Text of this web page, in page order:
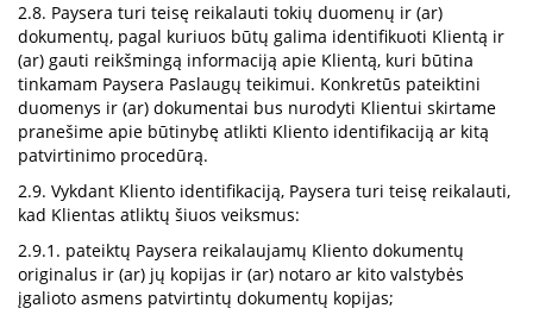
2.8. Paysera turi teisę reikalauti tokių duomenų ir (ar)
dokumentų, pagal kuriuos būtų galima identifikuoti Klientą ir
(ar) gauti reikšmingą informaciją apie Klientą, kuri būtina
tinkamam Paysera Paslaugų teikimui. Konkretūs pateiktini
duomenys ir (ar) dokumentai bus nurodyti Klientui skirtame
pranešime apie būtinybę atlikti Kliento identifikaciją ar kitą
patvirtinimo procedūrą.
2.9. Vykdant Kliento identifikaciją, Paysera turi teisę reikalauti,
kad Klientas atliktų šiuos veiksmus:
2.9.1. pateiktų Paysera reikalaujamų Kliento dokumentų
originalus ir (ar) jų kopijas ir (ar) notaro ar kito valstybės
įgalioto asmens patvirtintų dokumentų kopijas;